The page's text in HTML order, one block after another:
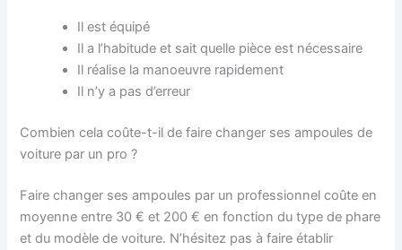
Il est équipé
Il a l’habitude et sait quelle pièce est nécessaire
Il réalise la manoeuvre rapidement
Il n’y a pas d’erreur
Combien cela coûte-t-il de faire changer ses ampoules de
voiture par un pro ?
Faire changer ses ampoules par un professionnel coûte en
moyenne entre 30 € et 200 € en fonction du type de phare
et du modèle de voiture. N’hésitez pas à faire établir